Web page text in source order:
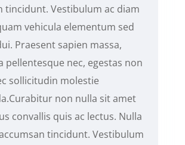
tincidunt. Vestibulum ac diam
vehicula elementum sed
Praesent sapien massa,
pellentesque nec, egestas non
sollicitudin molestie
non nulla sit amet
convallis quis ac lectus. Nulla
tincidunt. Vestibulum